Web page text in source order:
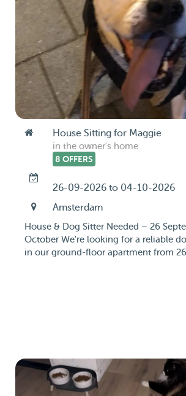
House Sitting for Maggie
in the owner's home
8 OFFERS
26-09-2026 to 04-10-2026
Amsterdam
House & Dog Sitter Needed – 26
October We're looking for a reliable
in our ground-floor apartment from 26